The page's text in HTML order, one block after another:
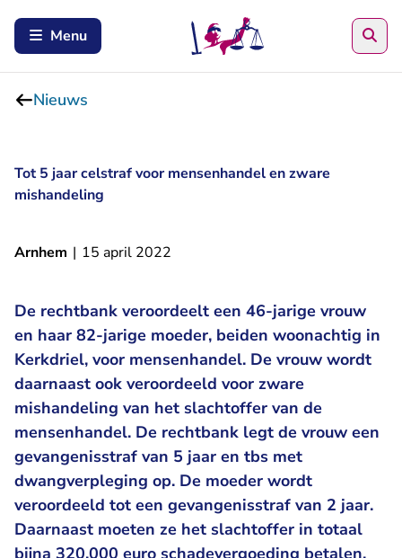
Menu
Nieuws
Tot 5 jaar celstraf voor mensenhandel en zware
mishandeling
Arnhem | 15 april 2022
De rechtbank veroordeelt een 46-jarige vrouw
en haar 82-jarige moeder, beiden woonachtig in
Kerkdriel, voor mensenhandel. De vrouw wordt
daarnaast ook veroordeeld voor zware
mishandeling van het slachtoffer van de
mensenhandel. De rechtbank legt de vrouw een
gevangenisstraf van 5 jaar en tbs met
dwangverpleging op. De moeder wordt
veroordeeld tot een gevangenisstraf van 2 jaar.
Daarnaast moeten ze het slachtoffer in totaal
bijna 320.000 euro schadevergoeding betalen.